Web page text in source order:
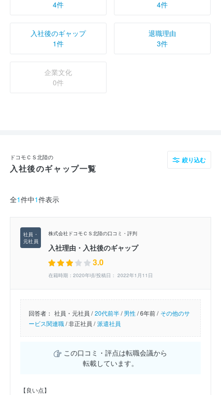
4件
4件
入社後のギャップ
1件
退職理由
3件
企業文化
0件
ドコモＣＳ北陸の
入社後のギャップ一覧
絞り込む
全1件中1件表示
株式会社ドコモＣＳ北陸の口コミ・評判
入社理由・入社後のギャップ
3.0
在籍時期：2020年頃/投稿日： 2022年1月11日
回答者： 社員・元社員 / 20代前半/男性/6年前 / その他のサ
ービス関連職/非正社員 / 派遣社員
この口コミ・評点は転職会議から
転載しています。
【良い点】